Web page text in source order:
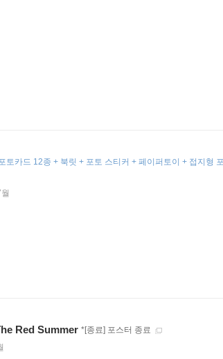
토카드 12종 + 북릿 + 포토 스티커 + 페이퍼토이 + 접지형
Red Summer *[종료] 포스터 종료